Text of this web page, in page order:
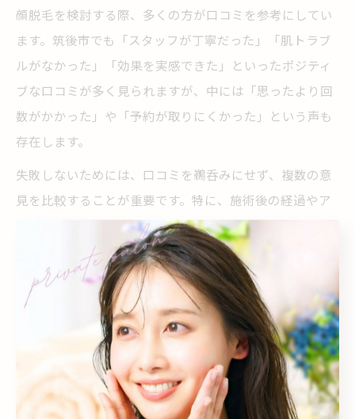
顔脱毛を検討する際、多くの方が口コミを参考にしてい
ます。筑後市でも「スタッフが丁寧だった」「肌トラブ
ルがなかった」「効果を実感できた」といったポジティ
ブな口コミが多く見られますが、中には「思ったより回
数がかかった」や「予約が取りにくかった」という声も
存在します。
失敗しないためには、口コミを鵜呑みにせず、複数の意
見を比較することが重要です。特に、施術後の経過やア
フターケア、トラブル時の対応など、実際の利用者の具
体的な体験談を参考にすると良いでしょう。また、初回
カウンセリング時に自分の不安や疑問点をしっかり相談
し、納得した上で契約することがトラブル防止につなが
筑後市の顔脱毛で後悔しないためには、事前の情報収集
と現地見学もおすすめです。可能であれば、無料カウン
セリングやお試し施術を利用し、サロンやクリニックの